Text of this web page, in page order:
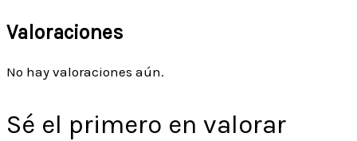
Valoraciones
No hay valoraciones aún.
Sé el primero en valorar